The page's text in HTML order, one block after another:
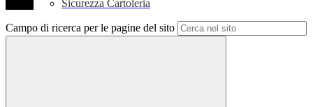
Sicurezza Cartoleria
Campo di ricerca per le pagine del sito